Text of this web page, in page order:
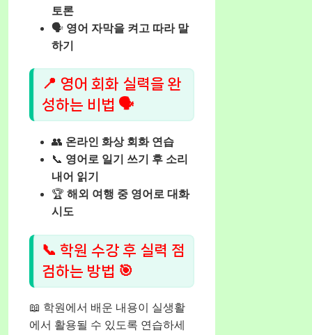
토론
🗣️ 영어 자막을 켜고 따라 말
하기
📍 영어 회화 실력을 완
성하는 비법 🗣️
👥 온라인 화상 회화 연습
📞 영어로 일기 쓰기 후 소리
내어 읽기
🏆 해외 여행 중 영어로 대화
시도
📞 학원 수강 후 실력 점
검하는 방법 🎯
📖 학원에서 배운 내용이 실생활
에서 활용될 수 있도록 연습하세